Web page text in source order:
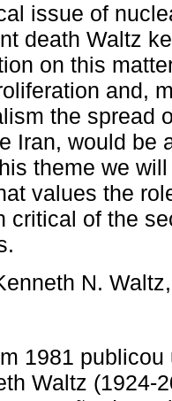
issue of
death Waltz
on this
and,
the spread
Iran, would be
theme we
values the
critical of the
N.
1981
Waltz (1924-